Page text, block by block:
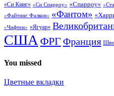
«Си Кинг» «Си Спарроу» «Спарроу»
«Файтинг Фалкон» «Фантом»
«Чифтен» «Ягуар»
США ФРГ Франция
You missed
Цветные вкладки